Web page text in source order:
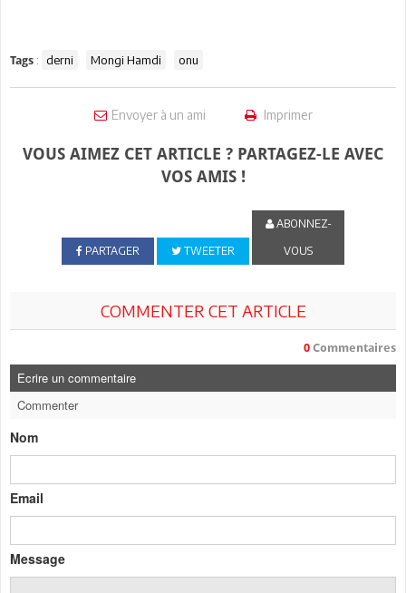
Tags : derni Mongi Hamdi onu
Envoyer à un ami Imprimer
VOUS AIMEZ CET ARTICLE ? PARTAGEZ-LE AVEC
VOS AMIS !
PARTAGER TWEETER
ABONNEZ-
VOUS
COMMENTER CET ARTICLE
0 Commentaires
Ecrire un commentaire
Commenter
Nom
Email
Message